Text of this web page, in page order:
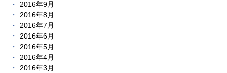
2016年9月
2016年8月
2016年7月
2016年6月
2016年5月
2016年4月
2016年3月